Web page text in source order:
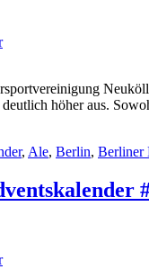
höher aus.
, Ale, Berlin, Berliner